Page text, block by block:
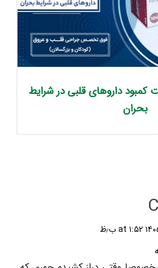
کمبود داروهای قلبی در شرایط
بحران